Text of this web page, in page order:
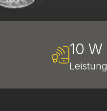
10 W
Leistung